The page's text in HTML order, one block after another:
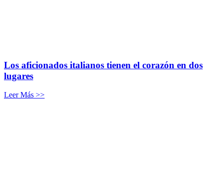
Los aficionados italianos tienen el corazón en dos
lugares
Leer Más >>